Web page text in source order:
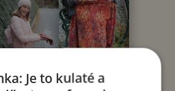
Je to kulaté a